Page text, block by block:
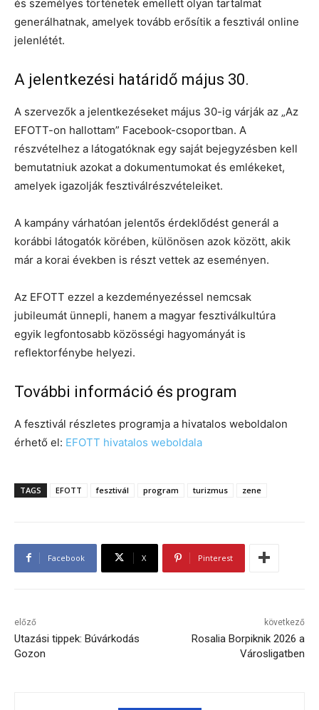
és személyes történetek emellett olyan tartalmat
generálhatnak, amelyek tovább erősítik a fesztivál online
jelenlétét.
A jelentkezési határidő május 30.
A szervezők a jelentkezéseket május 30-ig várják az „Az
EFOTT-on hallottam” Facebook-csoportban. A
részvételhez a látogatóknak egy saját bejegyzésben kell
bemutatniuk azokat a dokumentumokat és emlékeket,
amelyek igazolják fesztiválrészvételeiket.
A kampány várhatóan jelentős érdeklődést generál a
korábbi látogatók körében, különösen azok között, akik
már a korai években is részt vettek az eseményen.
Az EFOTT ezzel a kezdeményezéssel nemcsak
jubileumát ünnepli, hanem a magyar fesztiválkultúra
egyik legfontosabb közösségi hagyományát is
reflektorfénybe helyezi.
További információ és program
A fesztivál részletes programja a hivatalos weboldalon
érhető el: EFOTT hivatalos weboldala
TAGS EFOTT fesztivál program turizmus zene
Facebook X Pinterest
előző
Utazási tippek: Búvárkodás
Gozon
következő
Rosalia Borpiknik 2026 a
Városligatben